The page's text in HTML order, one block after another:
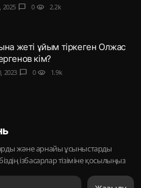
2025 chat_bubble 0 visibility 2.2k
жеті ұйым тіркеген Олжас
кім?
2023 chat_bubble 0 visibility 1.9k
және арнайы ұсыныстарды
ізбасарлар тізіміне қосылыңыз